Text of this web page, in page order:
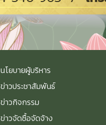
นโยบายผู้บริหาร
ข่าวประชาสัมพันธ์
ข่าวกิจกรรม
ข่าวจัดซื้อจัดจ้าง